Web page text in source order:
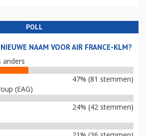
POLL
NAAM VOOR AIR FRANCE-KLM?
anders
47% (81 stemmen)
(EAG)
24% (42 stemmen)